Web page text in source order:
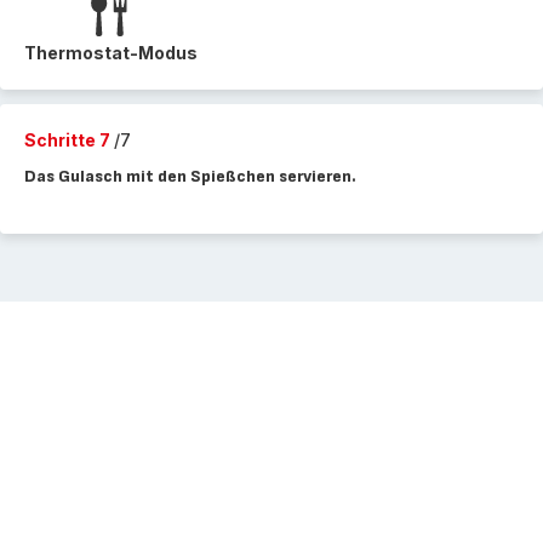
Thermostat-Modus
Schritte 7 /7
Das Gulasch mit den Spießchen servieren.